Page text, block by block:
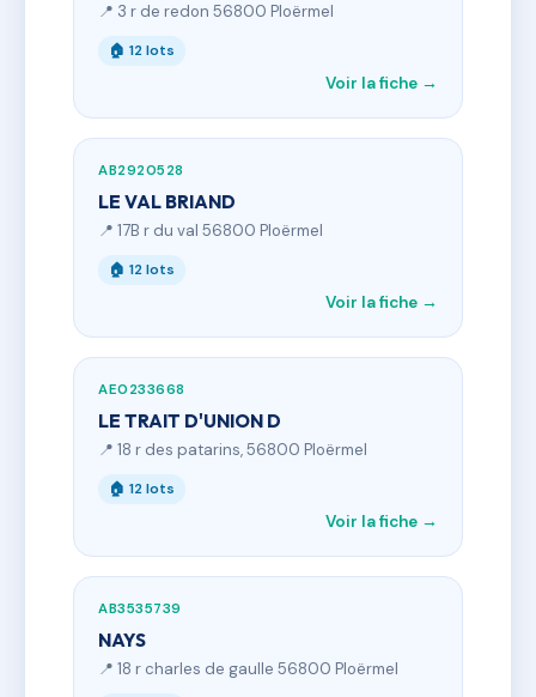
📍 3 r de redon 56800 Ploërmel
🏠 12 lots
Voir la fiche →
AB2920528
LE VAL BRIAND
📍 17B r du val 56800 Ploërmel
🏠 12 lots
Voir la fiche →
AE0233668
LE TRAIT D'UNION D
📍 18 r des patarins, 56800 Ploërmel
🏠 12 lots
Voir la fiche →
AB3535739
NAYS
📍 18 r charles de gaulle 56800 Ploërmel